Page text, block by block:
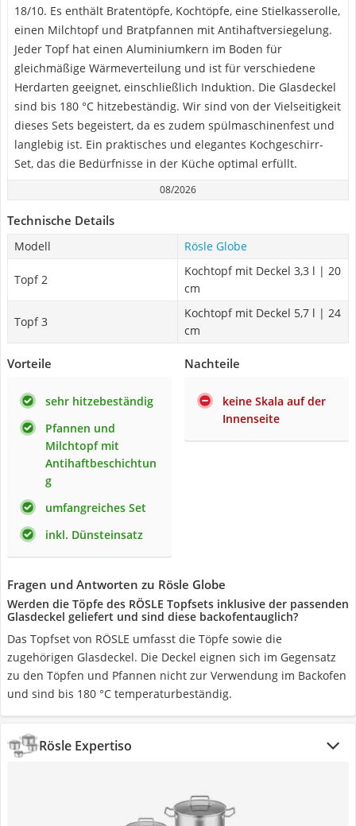
18/10. Es enthält Bratentöpfe, Kochtöpfe, eine Stielkasserolle,
einen Milchtopf und Bratpfannen mit Antihaftversiegelung.
Jeder Topf hat einen Aluminiumkern im Boden für
gleichmäßige Wärmeverteilung und ist für verschiedene
Herdarten geeignet, einschließlich Induktion. Die Glasdeckel
sind bis 180 °C hitzebeständig. Wir sind von der Vielseitigkeit
dieses Sets begeistert, da es zudem spülmaschinenfest und
langlebig ist. Ein praktisches und elegantes Kochgeschirr-
Set, das die Bedürfnisse in der Küche optimal erfüllt.
08/2026
Technische Details
Modell Rösle Globe
Topf 2
Kochtopf mit Deckel 3,3 l | 20
cm
Topf 3
Kochtopf mit Deckel 5,7 l | 24
cm
Vorteile
sehr hitzebeständig
Pfannen und
Milchtopf mit
Antihaftbeschichtun
g
umfangreiches Set
inkl. Dünsteinsatz
Nachteile
keine Skala auf der
Innenseite
Fragen und Antworten zu Rösle Globe
Werden die Töpfe des RÖSLE Topfsets inklusive der passenden
Glasdeckel geliefert und sind diese backofentauglich?
Das Topfset von RÖSLE umfasst die Töpfe sowie die
zugehörigen Glasdeckel. Die Deckel eignen sich im Gegensatz
zu den Töpfen und Pfannen nicht zur Verwendung im Backofen
und sind bis 180 °C temperaturbeständig.
Rösle Expertiso